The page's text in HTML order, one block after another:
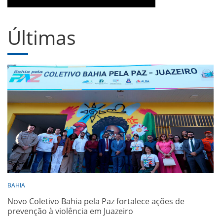
Últimas
BAHIA
Novo Coletivo Bahia pela Paz fortalece ações de
prevenção à violência em Juazeiro